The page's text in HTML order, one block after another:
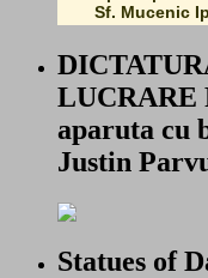
Sf. Mucenic
LUCRARE
aparuta cu
Justin
Statues of